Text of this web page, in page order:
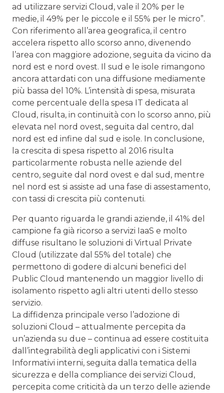
ad utilizzare servizi Cloud, vale il 20% per le
medie, il 49% per le piccole e il 55% per le micro”.
Con riferimento all’area geografica, il centro
accelera rispetto allo scorso anno, divenendo
l’area con maggiore adozione, seguita da vicino da
nord est e nord ovest. Il sud e le isole rimangono
ancora attardati con una diffusione mediamente
più bassa del 10%. L’intensità di spesa, misurata
come percentuale della spesa IT dedicata al
Cloud, risulta, in continuità con lo scorso anno, più
elevata nel nord ovest, seguita dal centro, dal
nord est ed infine dal sud e isole. In conclusione,
la crescita di spesa rispetto al 2016 risulta
particolarmente robusta nelle aziende del
centro, seguite dal nord ovest e dal sud, mentre
nel nord est si assiste ad una fase di assestamento,
con tassi di crescita più contenuti.
Per quanto riguarda le grandi aziende, il 41% del
campione fa già ricorso a servizi IaaS e molto
diffuse risultano le soluzioni di Virtual Private
Cloud (utilizzate dal 55% del totale) che
permettono di godere di alcuni benefici del
Public Cloud mantenendo un maggior livello di
isolamento rispetto agli altri utenti dello stesso
servizio.
La diffidenza principale verso l’adozione di
soluzioni Cloud – attualmente percepita da
un’azienda su due – continua ad essere costituita
dall’integrabilità degli applicativi con i Sistemi
Informativi interni, seguita dalla tematica della
sicurezza e della compliance dei servizi Cloud,
percepita come criticità da un terzo delle aziende